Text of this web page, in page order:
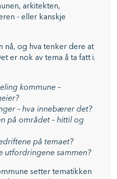
arkitekten,
- eller kanskje
nå, og hva tenker dere at
er nok av tema å ta fatt i.
kommune –
– hva innebærer det?
på området – hittil og
på temaet?
utfordringene sammen?
setter tematikken